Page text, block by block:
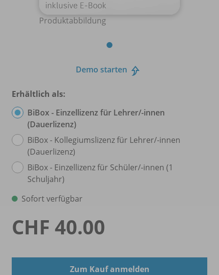
Produktabbildung
Demo starten
Erhältlich als:
BiBox - Einzellizenz für Lehrer/-innen
(Dauerlizenz)
BiBox - Kollegiumslizenz für Lehrer/-innen
(Dauerlizenz)
BiBox - Einzellizenz für Schüler/-innen (1
Schuljahr)
Sofort verfügbar
CHF 40.00
Zum Kauf anmelden